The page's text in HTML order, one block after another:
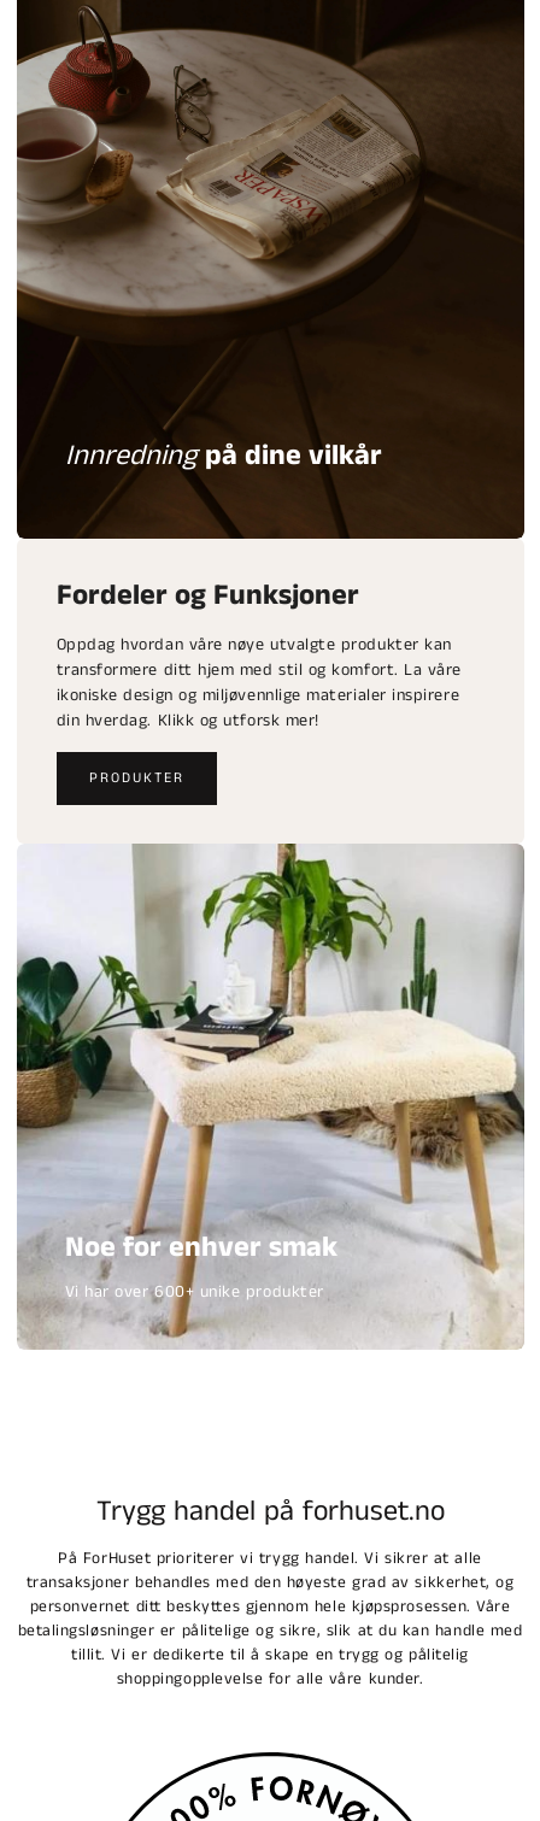
Innredningpå dine vilkår
Fordeler og Funksjoner
Oppdag hvordan våre nøye utvalgte produkter kan
transformere ditt hjem med stil og komfort. La våre
ikoniske design og miljøvennlige materialer inspirere
din hverdag. Klikk og utforsk mer!
PRODUKTER
Noe for enhver smak
Vi har over 600+ unike produkter
Trygg handel på forhuset.no
På ForHuset prioriterer vi trygg handel. Vi sikrer at alle
transaksjoner behandles med den høyeste grad av sikkerhet, og
personvernet ditt beskyttes gjennom hele kjøpsprosessen. Våre
betalingsløsninger er pålitelige og sikre, slik at du kan handle med
tillit. Vi er dedikerte til å skape en trygg og pålitelig
shoppingopplevelse for alle våre kunder.